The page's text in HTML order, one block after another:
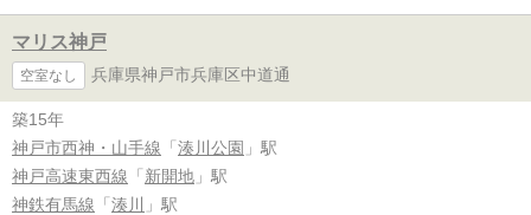
マリス神戸
空室なし 兵庫県神戸市兵庫区中道通
築15年
神戸市西神・山手線 「 湊川公園 」駅
神戸高速東西線 「 新開地 」駅
神鉄有馬線 「 湊川 」駅